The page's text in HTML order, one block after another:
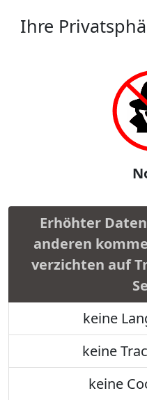
Ihre
Erhöhter
anderen
verzichten auf
keine
keine
keine